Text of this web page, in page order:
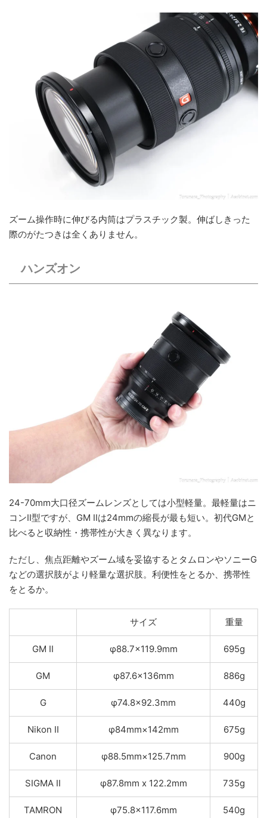
ズーム操作時に伸びる内筒はプラスチック製。伸ばしきった
際のがたつきは全くありません。
ハンズオン
24-70mm大口径ズームレンズとしては小型軽量。最軽量はニ
コンII型ですが、GM IIは24mmの縮長が最も短い。初代GMと
比べると収納性・携帯性が大きく異なります。
ただし、焦点距離やズーム域を妥協するとタムロンやソニーG
などの選択肢がより軽量な選択肢。利便性をとるか、携帯性
をとるか。
サイズ 重量
GM II φ88.7×119.9mm 695g
GM φ87.6×136mm 886g
G φ74.8×92.3mm 440g
Nikon II φ84mm×142mm 675g
Canon φ88.5mm×125.7mm 900g
SIGMA II φ87.8mm x 122.2mm 735g
TAMRON φ75.8×117.6mm 540g